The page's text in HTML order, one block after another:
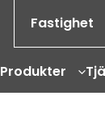
Fastighet
Produkter